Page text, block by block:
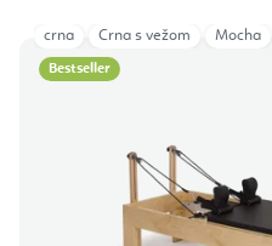
Bestseller
crna Crna s vežom Mocha